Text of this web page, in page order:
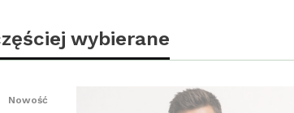
wybierane
Nowość